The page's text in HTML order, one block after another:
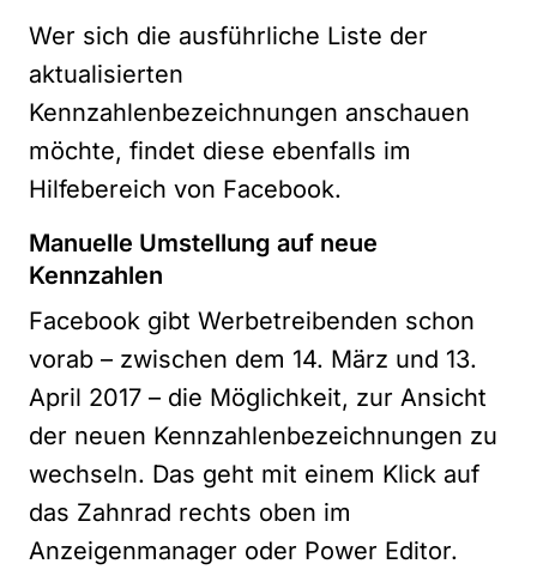
Wer sich die ausführliche Liste der
aktualisierten
Kennzahlenbezeichnungen anschauen
möchte, findet diese ebenfalls im
Hilfebereich von Facebook.
Manuelle Umstellung auf neue
Kennzahlen
Facebook gibt Werbetreibenden schon
vorab – zwischen dem 14. März und 13.
April 2017 – die Möglichkeit, zur Ansicht
der neuen Kennzahlenbezeichnungen zu
wechseln. Das geht mit einem Klick auf
das Zahnrad rechts oben im
Anzeigenmanager oder Power Editor.